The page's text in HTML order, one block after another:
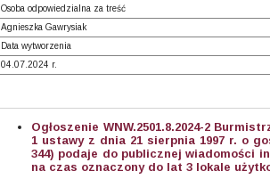
Osoba odpowiedzialna za treść
Agnieszka Gawrysiak
Data wytworzenia
04.07.2024 r.
Ogłoszenie WNW.2501.8.2024-2
1 ustawy z dnia 21 sierpnia 1997 r. o
344) podaje do publicznej wiadomości
na czas oznaczony do lat 3 lokale